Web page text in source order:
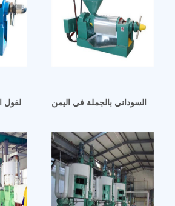
عملية استخلاص زيت الفولالفول السوداني بالجملة في اليمن